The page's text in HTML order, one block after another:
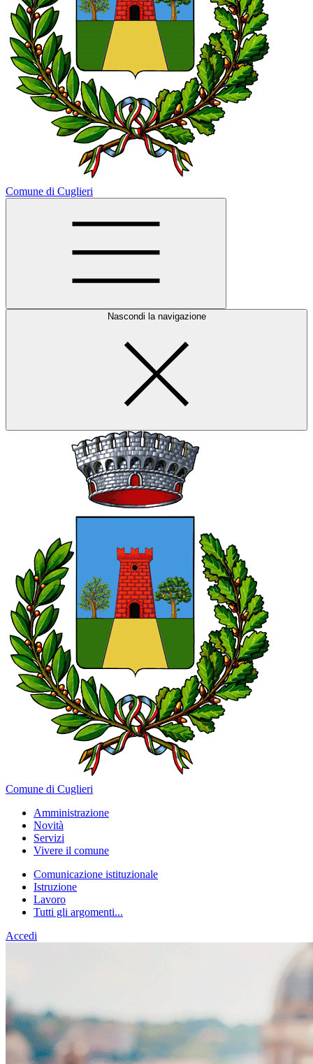
Comune di Cuglieri
Nascondi la navigazione
Comune di Cuglieri
Amministrazione
Novità
Servizi
Vivere il comune
Comunicazione istituzionale
Istruzione
Lavoro
Tutti gli argomenti...
Accedi